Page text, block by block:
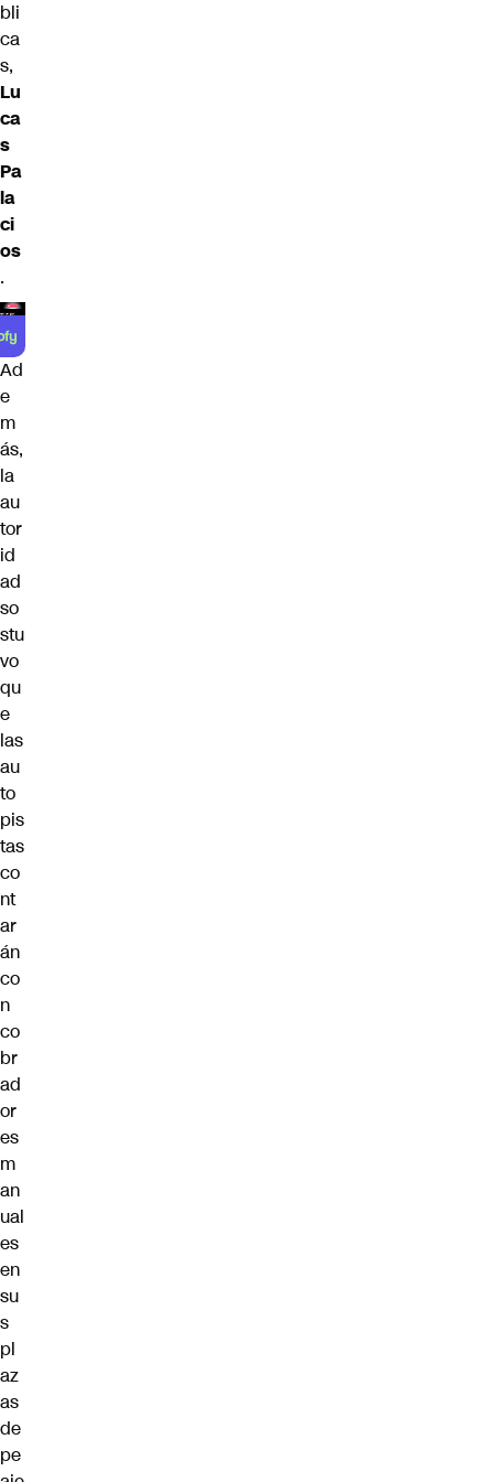
bli
ca
s,
Lu
ca
s
Pa
la
ci
os
.
Ad
e
m
ás,
la
au
tor
id
ad
so
stu
vo
qu
e
las
au
to
pis
tas
co
nt
ar
án
co
n
co
br
ad
or
es
m
an
ual
es
en
su
s
pl
az
as
de
pe